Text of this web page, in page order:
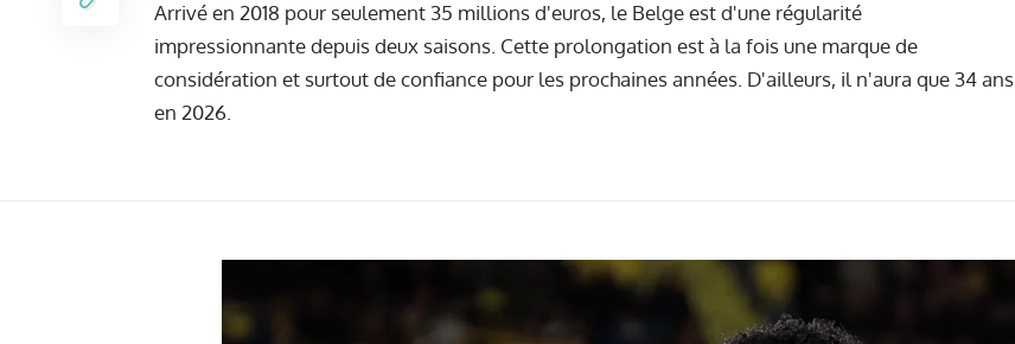
Arrivé en 2018 pour seulement 35 millions d'euros, le Belge est d'une régularité
impressionnante depuis deux saisons. Cette prolongation est à la fois une marque de
considération et surtout de confiance pour les prochaines années. D'ailleurs, il n'aura que 34 ans
en 2026.